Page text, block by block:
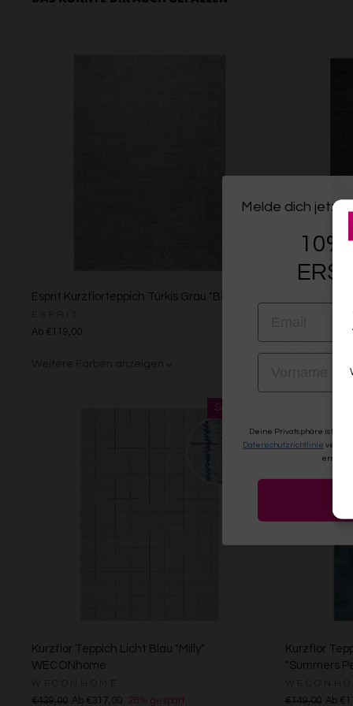
Esprit Kurzflorteppich Türkis Grau "Beatle-B"
Ab €119,00
Kurzflor
Kurzflor Teppich Licht Blau "Milly"
WECONhome
€439,00 Ab €317,00 28% gespart
Kurzflor
"Summers
€149,00 Ab
Melde dich jetzt
10%
EMAIL
VORNAME
Deine Privatsphäre ist uns
Datenschutzrichtlinie